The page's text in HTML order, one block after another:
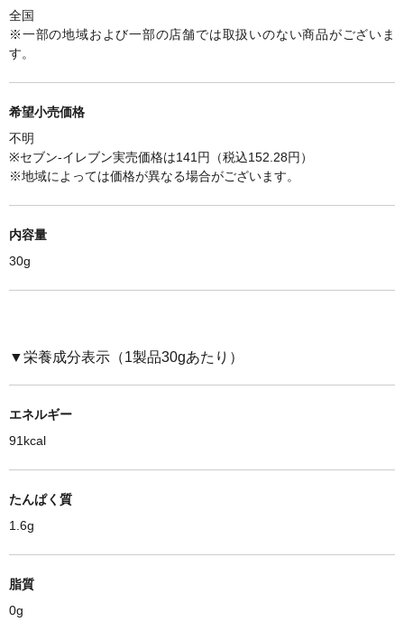
全国
※一部の地域および一部の店舗では取扱いのない商品がございま
す。
希望小売価格
不明
※セブン-イレブン実売価格は141円（税込152.28円）
※地域によっては価格が異なる場合がございます。
内容量
30g
▼栄養成分表示（1製品30gあたり ）
エネルギー
91kcal
たんぱく質
1.6g
脂質
0g